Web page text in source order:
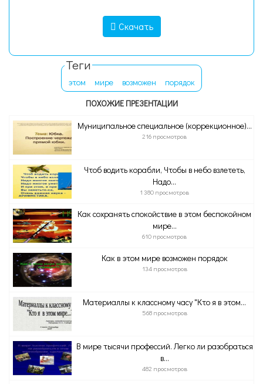
Скачать
Теги
этом мире возможен
порядок
ПОХОЖИЕ ПРЕЗЕНТАЦИИ
Муниципальное специальное (коррекционное)...
216 просмотров
Чтоб водить корабли, Чтобы в небо взлететь,
Надо...
1 380 просмотров
Как сохранять спокойствие в этом беспокойном
мире...
610 просмотров
Как в этом мире возможен порядок
134 просмотров
Материаллы к классному часу "Кто я в этом...
568 просмотров
В мире тысячи профессий. Легко ли разобраться
в...
482 просмотров